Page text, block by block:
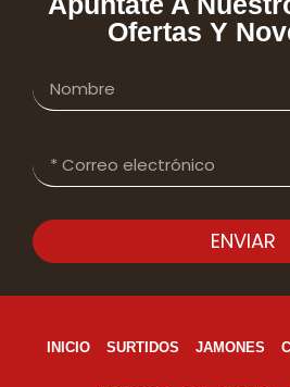
Ofertas Y
ENVIAR
INICIO SURTIDOS JAMONES